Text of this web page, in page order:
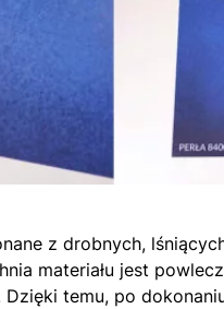
z drobnych,
materiału jest
Dzięki temu, po